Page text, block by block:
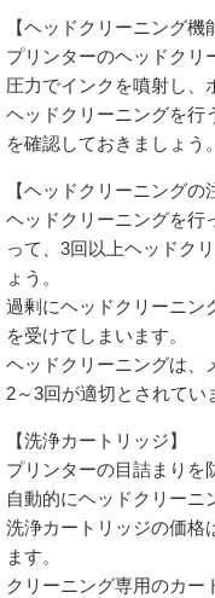
【ヘッドクリーニング機
プリンターのヘッドクリ
圧力でインクを噴射し、
ヘッドクリーニングを行
を確認しておきましょう。
【ヘッドクリーニングの
ヘッドクリーニングを行
って、3回以上ヘッドク
ょう。
過剰にヘッドクリーニン
を受けてしまいます。
ヘッドクリーニングは、
2～3回が適切とされてい
【洗浄カートリッジ】
プリンターの目詰まりを
自動的にヘッドクリーニ
洗浄カートリッジの価格
ます。
クリーニング専用のカー